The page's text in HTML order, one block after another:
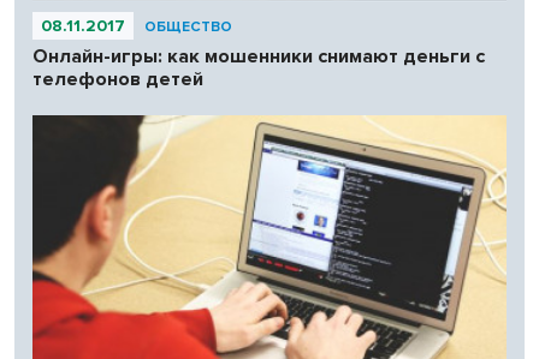
08.11.2017 ОБЩЕСТВО
Онлайн-игры: как мошенники снимают деньги с
телефонов детей